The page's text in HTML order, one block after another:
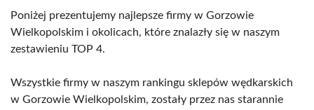
Poniżej prezentujemy najlepsze firmy w Gorzowie
Wielkopolskim i okolicach, które znalazły się w naszym
zestawieniu TOP 4.
Wszystkie firmy w naszym rankingu sklepów wędkarskich
w Gorzowie Wielkopolskim, zostały przez nas starannie